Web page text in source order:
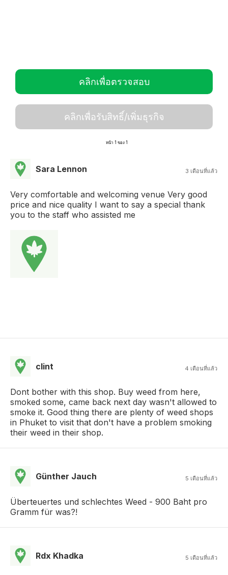
คลิกเพื่อตรวจสอบ
คลิกเพื่อรับสิทธิ์/เพิ่มธุรกิจ
หน้า 1 ของ 1
Sara Lennon 3 เดือนที่แล้ว
Very comfortable and welcoming venue Very good
price and nice quality I want to say a special thank
you to the staff who assisted me
clint 4 เดือนที่แล้ว
Dont bother with this shop. Buy weed from here,
smoked some, came back next day wasn't allowed to
smoke it. Good thing there are plenty of weed shops
in Phuket to visit that don't have a problem smoking
their weed in their shop.
Günther Jauch 5 เดือนที่แล้ว
Überteuertes und schlechtes Weed - 900 Baht pro
Gramm für was?!
Rdx Khadka 5 เดือนที่แล้ว